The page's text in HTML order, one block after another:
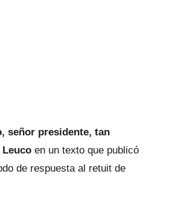
señor presidente, tan
en un texto que publicó
de respuesta al retuit de